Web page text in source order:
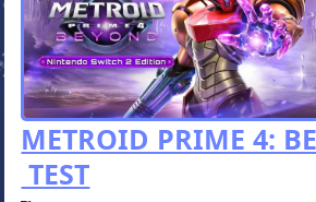
METROID PRIME 4:
TEST